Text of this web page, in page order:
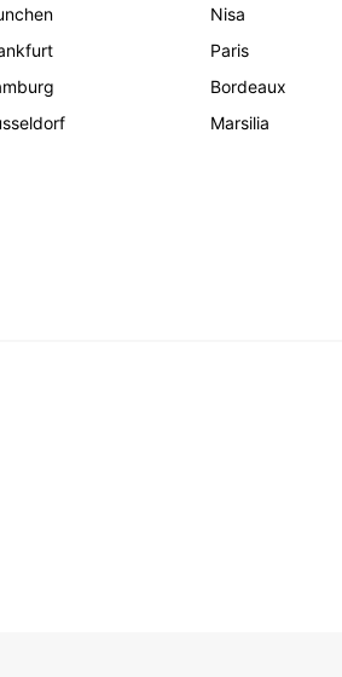
Nisa
Paris
Bordeaux
Marsilia